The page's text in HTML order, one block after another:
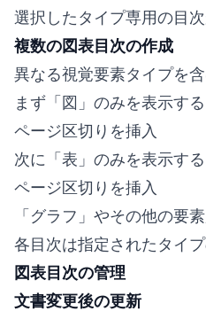
選択したタイプ専用の目
複数の図表目次の作成
異なる視覚要素タイプを
まず「図」のみを表示す
ページ区切りを挿入
次に「表」のみを表示す
ページ区切りを挿入
「グラフ」やその他の要
各目次は指定されたタイ
図表目次の管理
文書変更後の更新